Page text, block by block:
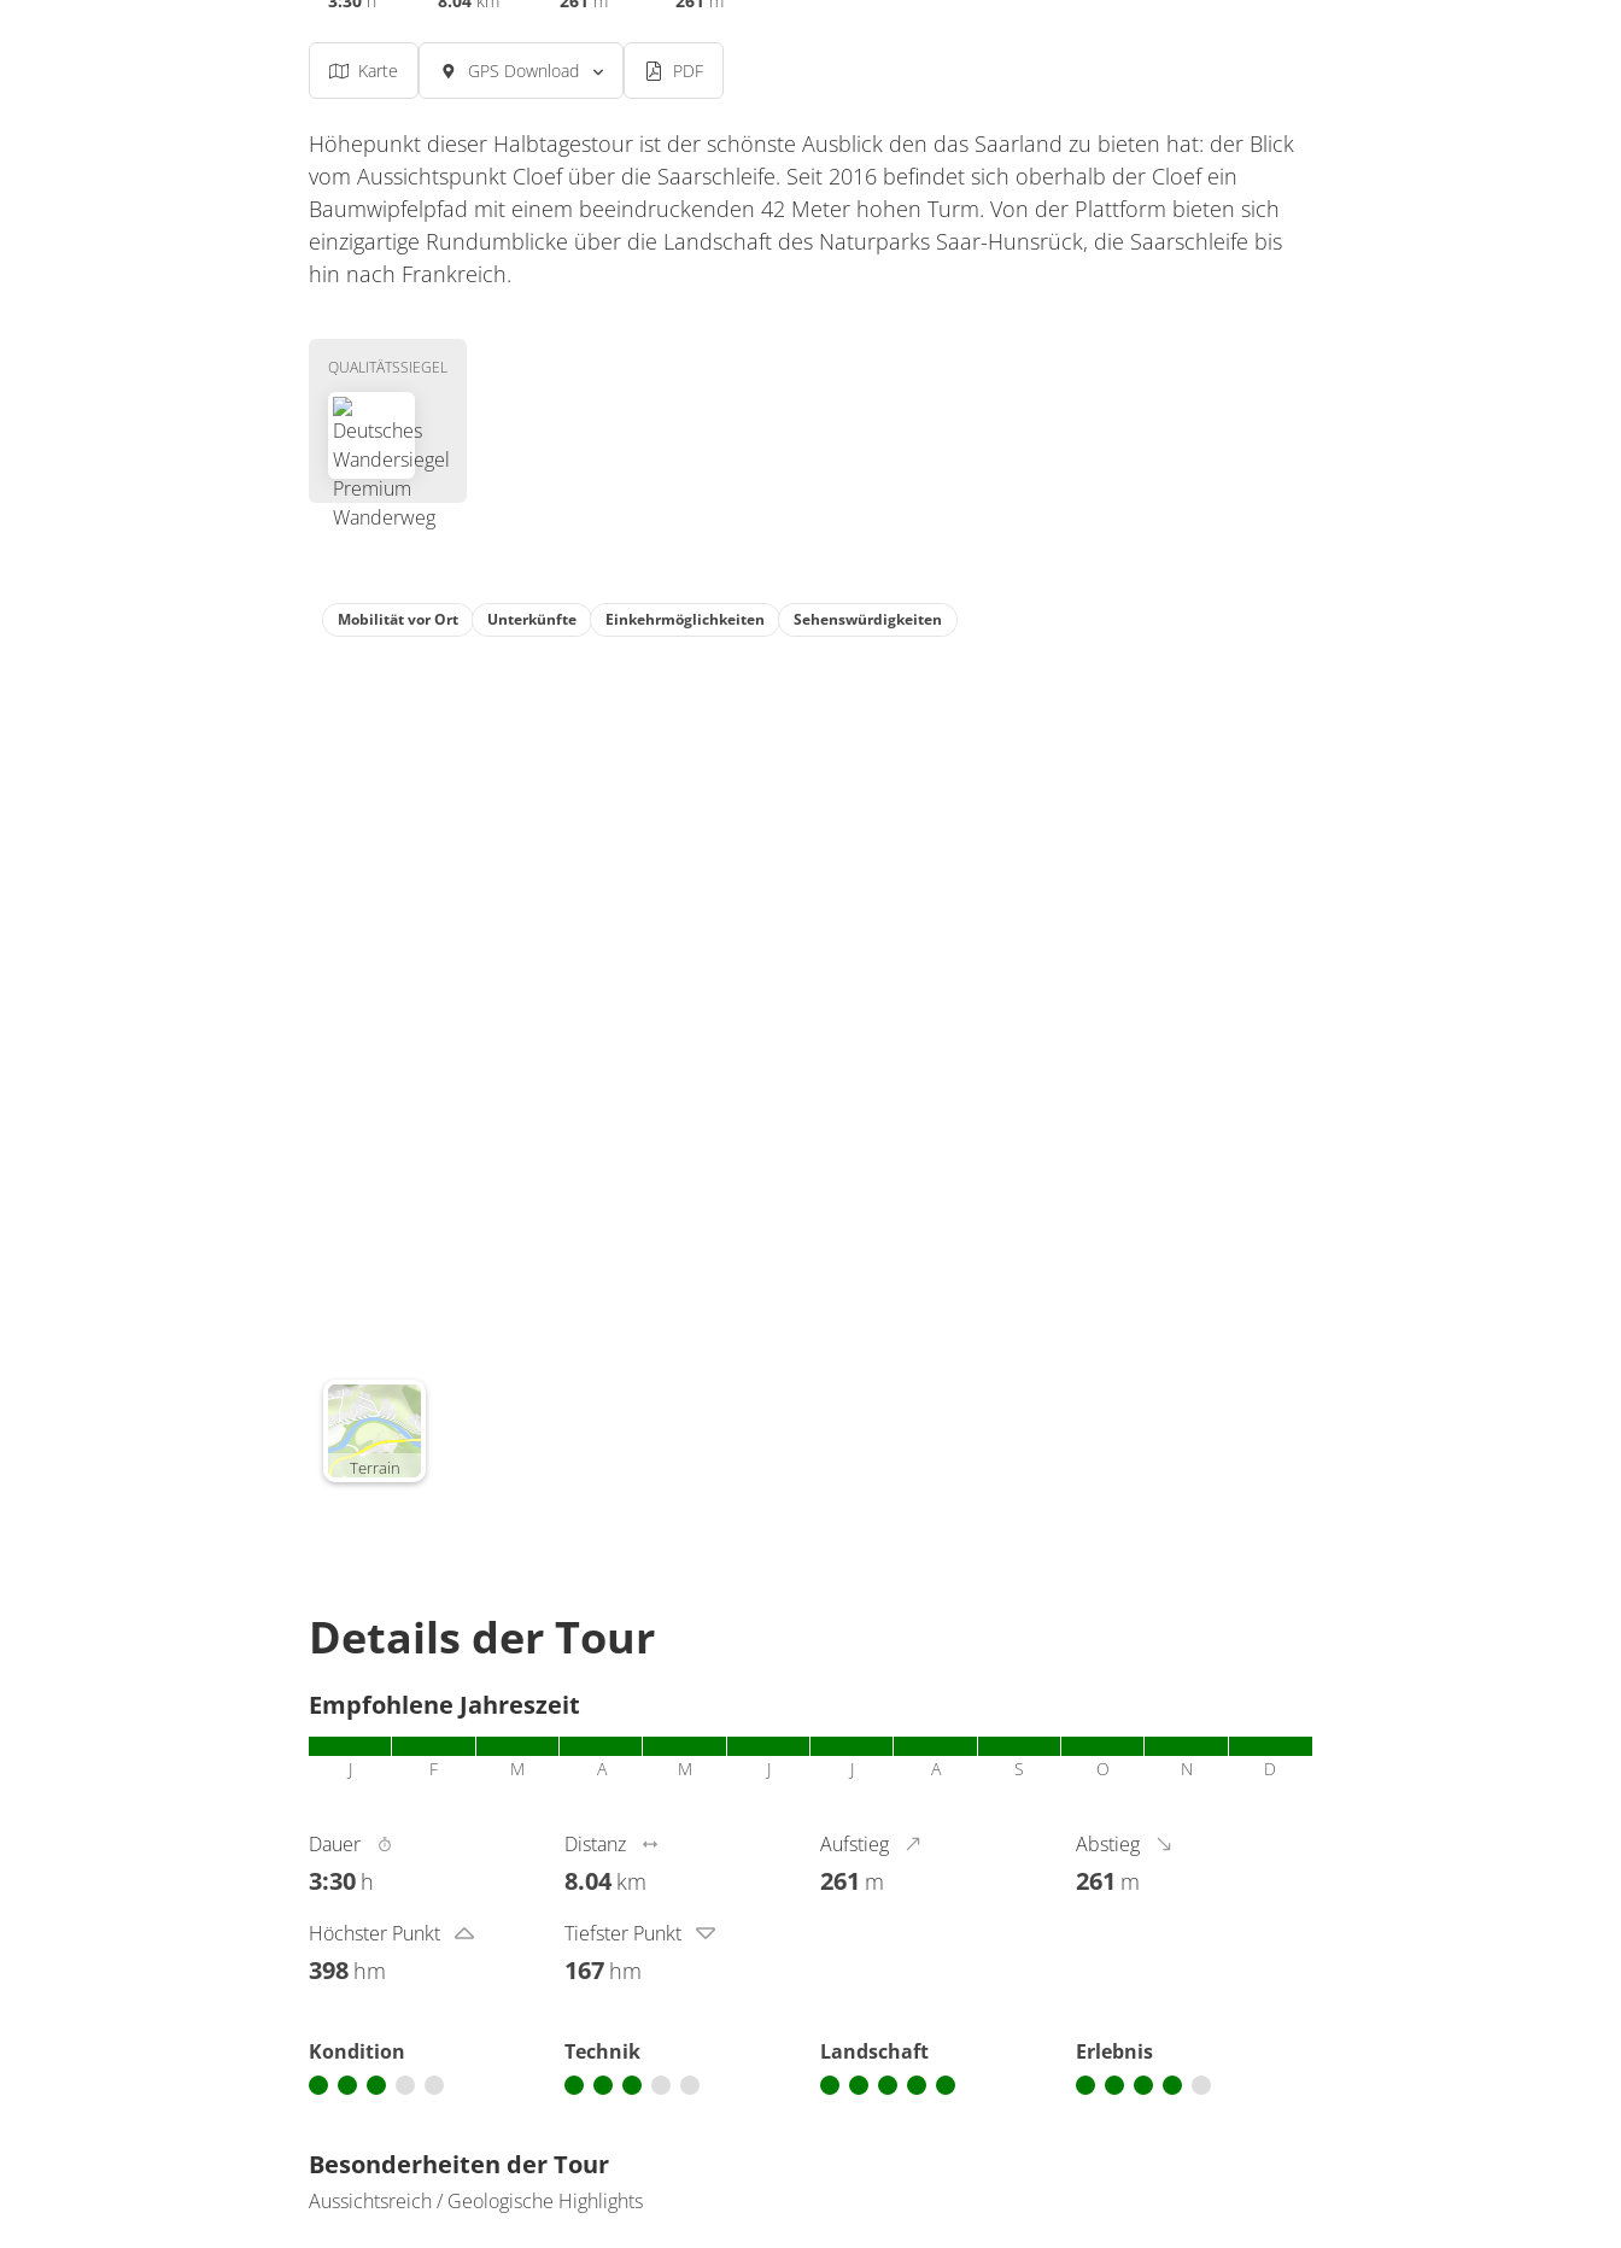
Karte GPS Download PDF
Höhepunkt dieser Halbtagestour ist der schönste Ausblick den das Saarland zu bieten hat: der Blick
vom Aussichtspunkt Cloef über die Saarschleife. Seit 2016 befindet sich oberhalb der Cloef ein
Baumwipfelpfad mit einem beeindruckenden 42 Meter hohen Turm. Von der Plattform bieten sich
einzigartige Rundumblicke über die Landschaft des Naturparks Saar-Hunsrück, die Saarschleife bis
hin nach Frankreich.
QUALITÄTSSIEGEL
Terrain
Mobilität vor Ort Unterkünfte Einkehrmöglichkeiten Sehenswürdigkeiten
Details der Tour
Empfohlene Jahreszeit
J F M A M J J A S O N D
Dauer
3:30 h
Distanz
8.04 km
Aufstieg
261 m
Abstieg
261 m
Höchster Punkt
398 hm
Tiefster Punkt
167 hm
Kondition Technik Landschaft Erlebnis
Besonderheiten der Tour
Aussichtsreich / Geologische Highlights